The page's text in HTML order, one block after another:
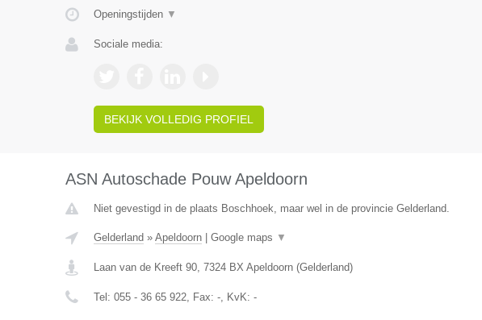
Openingstijden ▼
Sociale media:
BEKIJK VOLLEDIG PROFIEL
ASN Autoschade Pouw Apeldoorn
Niet gevestigd in de plaats Boschhoek, maar wel in de provincie Gelderland.
Gelderland » Apeldoorn| Google maps ▼
Laan van de Kreeft 90, 7324 BX Apeldoorn(Gelderland)
Tel: 055 - 36 65 922, Fax: -, KvK: -